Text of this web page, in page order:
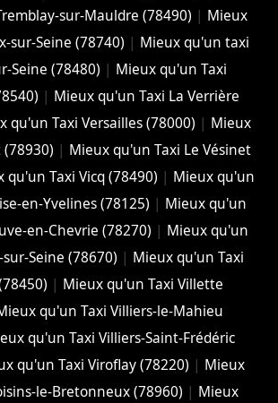
sur-Mauldre (78490) | Mieux
sur-Seine (78740) | Mieux qu'un taxi
Seine (78480) | Mieux qu'un Taxi
| Mieux qu'un Taxi La Verrière
qu'un Taxi Versailles (78000) | Mieux
| Mieux qu'un Taxi Le Vésinet
qu'un Taxi Vicq (78490) | Mieux qu'un
en-Yvelines (78125) | Mieux qu'un
en-Chevrie (78270) | Mieux qu'un
Seine (78670) | Mieux qu'un Taxi
| Mieux qu'un Taxi Villette
qu'un Taxi Villiers-le-Mahieu
qu'un Taxi Villiers-Saint-Frédéric
qu'un Taxi Viroflay (78220) | Mieux
le-Bretonneux (78960) | Mieux